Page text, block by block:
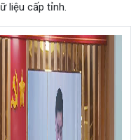
liệu cấp tỉnh.